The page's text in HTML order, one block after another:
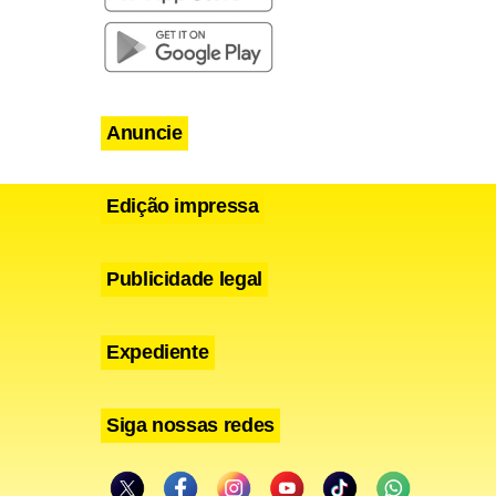
Anuncie
Edição impressa
Publicidade legal
Expediente
Siga nossas redes